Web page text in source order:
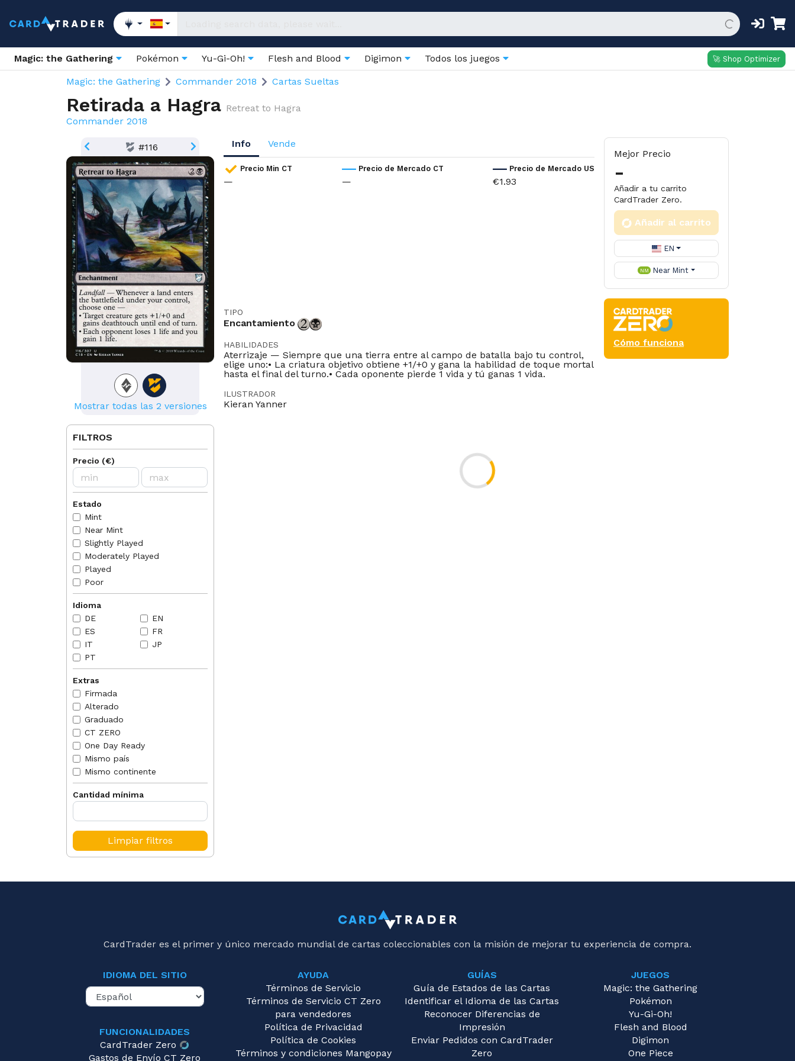
Magic: the Gathering Pokémon Yu-Gi-Oh! Flesh and Blood Digimon Todos los juegos 🚀 Shop Optimizer
Magic: the Gathering Commander 2018 Cartas Sueltas
Retirada a Hagra Retreat to Hagra
Commander 2018
#116
Mostrar todas las 2 versiones
Info Vende
Precio Min CT
—
Precio de Mercado CT
—
Precio de Mercado US
€1.93
TIPO
Encantamiento
HABILIDADES
Aterrizaje — Siempre que una tierra entre al campo de batalla bajo tu control,
elige uno:• La criatura objetivo obtiene +1/+0 y gana la habilidad de toque mortal
hasta el final del turno.• Cada oponente pierde 1 vida y tú ganas 1 vida.
ILUSTRADOR
Kieran Yanner
Mejor Precio
-
Añadir a tu carrito
CardTrader Zero.
Añadir al carrito
EN
NM Near Mint
Cómo funciona
FILTROS
Precio (€)
Estado
Mint
Near Mint
Slightly Played
Moderately Played
Played
Poor
Idioma
DE
EN
ES
FR
IT
JP
PT
Extras
Firmada
Alterado
Graduado
CT ZERO
One Day Ready
Mismo país
Mismo continente
Cantidad mínima
Limpiar filtros
CardTrader es el primer y único mercado mundial de cartas coleccionables con la misión de mejorar tu experiencia de compra.
IDIOMA DEL SITIO
FUNCIONALIDADES
CardTrader Zero
Gastos de Envío CT Zero
AYUDA
Términos de Servicio
Términos de Servicio CT Zero
para vendedores
Política de Privacidad
Política de Cookies
Términos y condiciones Mangopay
GUÍAS
Guía de Estados de las Cartas
Identificar el Idioma de las Cartas
Reconocer Diferencias de
Impresión
Enviar Pedidos con CardTrader
Zero
JUEGOS
Magic: the Gathering
Pokémon
Yu-Gi-Oh!
Flesh and Blood
Digimon
One Piece